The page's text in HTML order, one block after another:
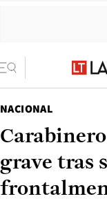
NACIONAL
grave tras